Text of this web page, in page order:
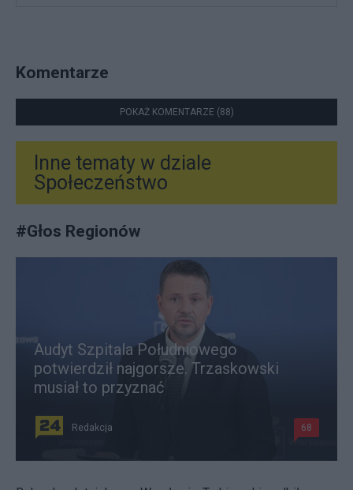
Komentarze
POKAŻ KOMENTARZE (88)
Inne tematy w dziale
Społeczeństwo
#Głos Regionów
Audyt Szpitala Południowego
potwierdził najgorsze. Trzaskowski
musiał to przyznać
Redakcja 68